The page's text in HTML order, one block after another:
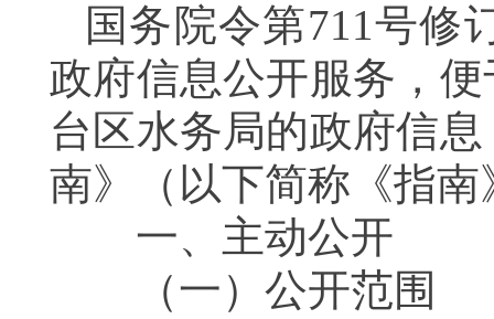
国务院令第711号修
政府信息公开服务，
台区水务局的政府信
南》（以下简称《指南
一、主动公开
（一）公开范围